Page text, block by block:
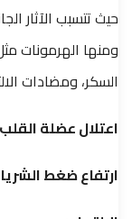
حيث تتسبب الآثار
ومنها الهرمونات
السكر، ومضادات
اعتلال عضلة
ارتفاع ضغط